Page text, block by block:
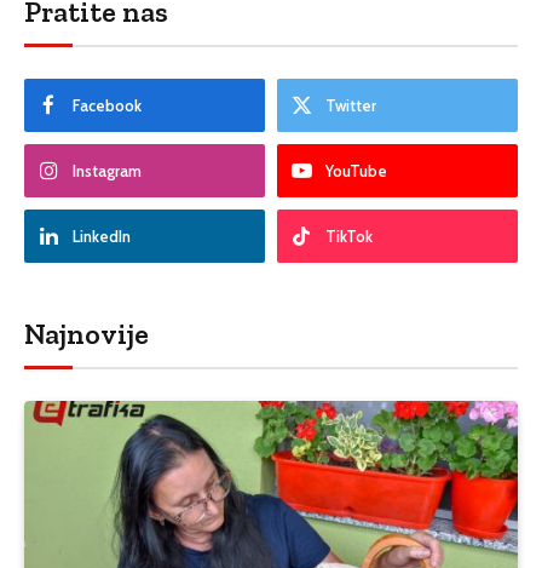
Pratite nas
Facebook Twitter
Instagram YouTube
LinkedIn TikTok
Najnovije